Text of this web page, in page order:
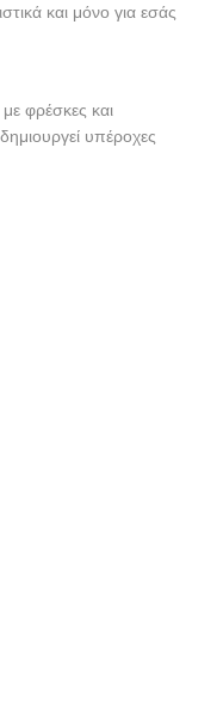
και μόνο για εσάς
φρέσκες και
υπέροχες